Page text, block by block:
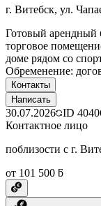
г. Витебск, ул.
Готовый арендный
торговое
доме рядом со
Обременение:
Контакты
Написать
30.07.2026 ID
Контактное лицо
поблизости с г.
от 101 500 ƃ